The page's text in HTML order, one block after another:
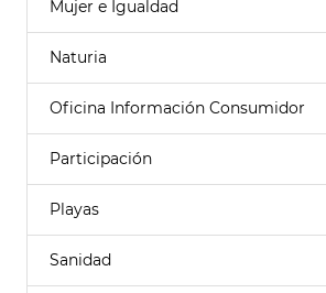
Mujer e Igualdad
Naturia
Oficina Información Consumidor
Participación
Playas
Sanidad